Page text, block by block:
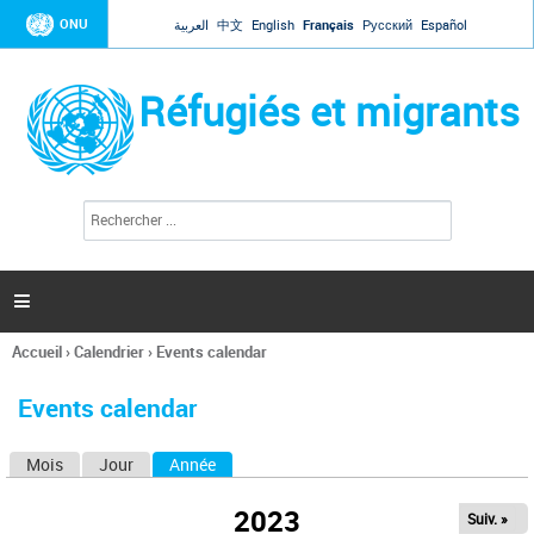
Jump to navigation
ONU العربية 中文 English Français Русский Español
Réfugiés et migrants
l
c
h
e

Vous
ici
Accueil›Calendrier› Events calendar
Events calendar
Mois Jour Année
2023 Suiv. »